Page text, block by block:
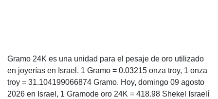
Gramo 24K es una unidad para el pesaje de oro utilizado
en joyerías en Israel. 1 Gramo = 0.03215 onza troy, 1 onza
troy = 31.104199066874 Gramo. Hoy, domingo 09 agosto
2026 en Israel, 1 Gramode oro 24K = 418.98 Shekel Israelí